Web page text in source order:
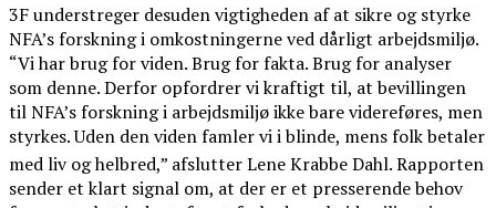
3F understreger desuden vigtigheden af at sikre og styrke
NFA’s forskning i omkostningerne ved dårligt arbejdsmiljø.
“Vi har brug for viden. Brug for fakta. Brug for analyser
som denne. Derfor opfordrer vi kraftigt til, at bevillingen
til NFA’s forskning i arbejdsmiljø ikke bare videreføres, men
styrkes. Uden den viden famler vi i blinde, mens folk betaler
med liv og helbred,” afslutter Lene Krabbe Dahl. Rapporten
sender et klart signal om, at der er et presserende behov